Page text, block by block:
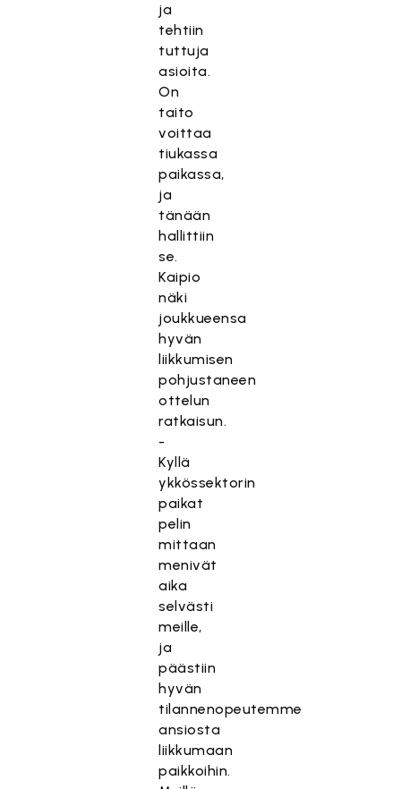
ja
tehtiin
tuttuja
asioita.
On
taito
voittaa
tiukassa
paikassa,
ja
tänään
hallittiin
se.
Kaipio
näki
joukkueensa
hyvän
liikkumisen
pohjustaneen
ottelun
ratkaisun.
-
Kyllä
ykkössektorin
paikat
pelin
mittaan
menivät
aika
selvästi
meille,
ja
päästiin
hyvän
tilannenopeutemme
ansiosta
liikkumaan
paikkoihin.